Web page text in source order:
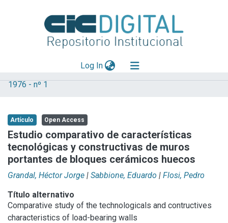
Log In(current)
Explorar
Aportar material
Statistics
1976 - nº 1
Artículo Open Access
Estudio comparativo de características
tecnológicas y constructivas de muros
portantes de bloques cerámicos huecos
Grandal, Héctor Jorge | Sabbione, Eduardo | Flosi, Pedro
Título alternativo
Comparative study of the technologicals and contructives
characteristics of load-bearing walls